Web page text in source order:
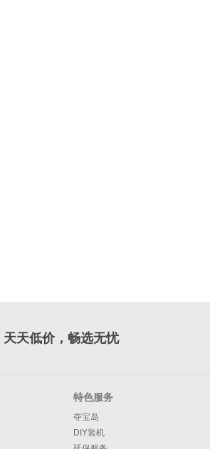
天天低价，畅选无忧
特色服务
夺宝岛
DIY装机